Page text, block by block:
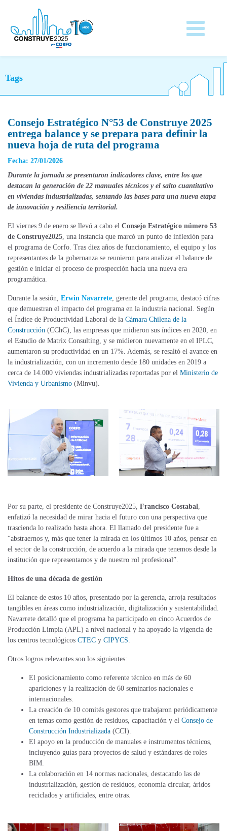
Tags
Consejo Estratégico N°53 de Construye 2025
entrega balance y se prepara para definir la
nueva hoja de ruta del programa
Fecha: 27/01/2026
Durante la jornada se presentaron indicadores clave, entre los que
destacan la generación de 22 manuales técnicos y el salto cuantitativo
en viviendas industrializadas, sentando las bases para una nueva etapa
de innovación y resiliencia territorial.
El viernes 9 de enero se llevó a cabo el Consejo Estratégico número 53
de Construye2025, una instancia que marcó un punto de inflexión para
el programa de Corfo. Tras diez años de funcionamiento, el equipo y los
representantes de la gobernanza se reunieron para analizar el balance de
gestión e iniciar el proceso de prospección hacia una nueva era
programática.
Durante la sesión, Erwin Navarrete, gerente del programa, destacó cifras
que demuestran el impacto del programa en la industria nacional. Según
el Índice de Productividad Laboral de la Cámara Chilena de la
Construcción (CChC), las empresas que midieron sus índices en 2020, en
el Estudio de Matrix Consulting, y se midieron nuevamente en el IPLC,
aumentaron su productividad en un 17%. Además, se resaltó el avance en
la industrialización, con un incremento desde 180 unidades en 2019 a
cerca de 14.000 viviendas industrializadas reportadas por el Ministerio de
Vivienda y Urbanismo (Minvu).
Por su parte, el presidente de Construye2025, Francisco Costabal,
enfatizó la necesidad de mirar hacia el futuro con una perspectiva que
trascienda lo realizado hasta ahora. El llamado del presidente fue a
“abstraernos y, más que tener la mirada en los últimos 10 años, pensar en
el sector de la construcción, de acuerdo a la mirada que tenemos desde la
institución que representamos y de nuestro rol profesional”.
Hitos de una década de gestión
El balance de estos 10 años, presentado por la gerencia, arroja resultados
tangibles en áreas como industrialización, digitalización y sustentabilidad.
Navarrete detalló que el programa ha participado en cinco Acuerdos de
Producción Limpia (APL) a nivel nacional y ha apoyado la vigencia de
los centros tecnológicos CTEC y CIPYCS.
Otros logros relevantes son los siguientes:
El posicionamiento como referente técnico en más de 60
apariciones y la realización de 60 seminarios nacionales e
internacionales.
La creación de 10 comités gestores que trabajaron periódicamente
en temas como gestión de residuos, capacitación y el Consejo de
Construcción Industrializada (CCI).
El apoyo en la producción de manuales e instrumentos técnicos,
incluyendo guías para proyectos de salud y estándares de roles
BIM.
La colaboración en 14 normas nacionales, destacando las de
industrialización, gestión de residuos, economía circular, áridos
reciclados y artificiales, entre otras.